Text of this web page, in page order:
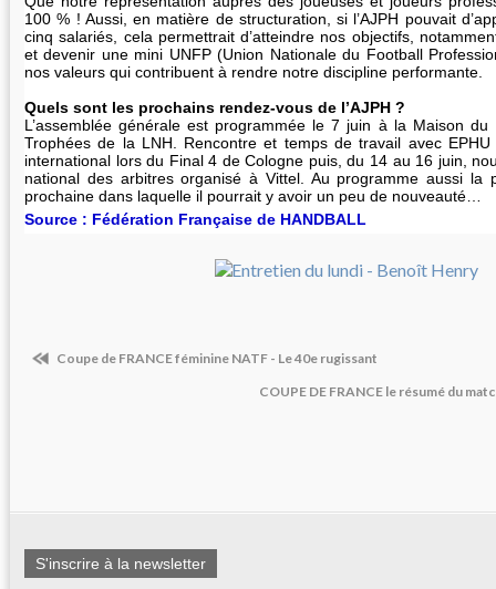
100 % ! Aussi, en matière de structuration, si l’AJPH pouvait
cinq salariés, cela permettrait d’atteindre nos objectifs,
et devenir une mini UNFP (Union Nationale du Football
nos valeurs qui contribuent à rendre notre discipline performante.
Quels sont les prochains rendez-vous de l’AJPH ?
L’assemblée générale est programmée le 7 juin à la Maison
Trophées de la LNH. Rencontre et temps de travail avec
international lors du Final 4 de Cologne puis, du 14 au 16 juin,
national des arbitres organisé à Vittel. Au programme aussi la
prochaine dans laquelle il pourrait y avoir un peu de nouveauté…
Source : Fédération Française de HANDBALL
Coupe de FRANCE féminine NATF - Le 40e rugissant
COUPE DE FRANCE le résumé du
S'inscrire à la newsletter